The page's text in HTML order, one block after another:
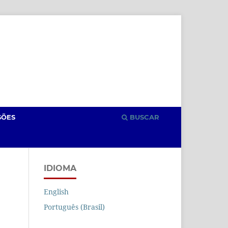
BUSCAR
IDIOMA
English
Português (Brasil)